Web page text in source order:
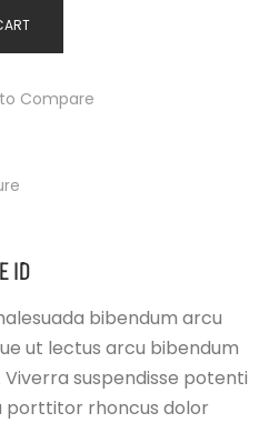
Compare
ID
bibendum arcu
ut lectus arcu bibendum
suspendisse potenti
porttitor rhoncus dolor